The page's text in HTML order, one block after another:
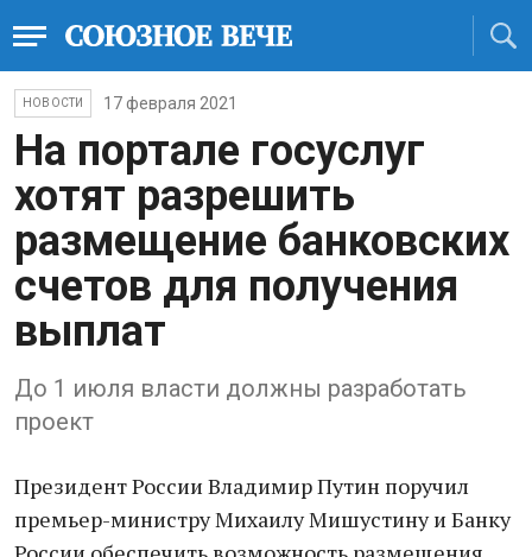
НОВОСТИ 17 февраля 2021
На портале госуслуг
хотят разрешить
размещение банковских
счетов для получения
выплат
До 1 июля власти должны разработать
проект
Президент России Владимир Путин поручил
премьер-министру Михаилу Мишустину и Банку